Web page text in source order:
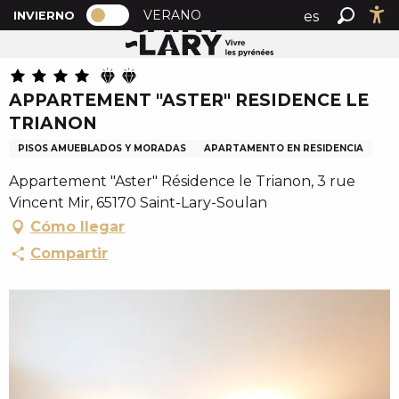
A
l
e
r
a
u
o
n
t
e
u
PAGE D’ACCUEIL ACTUELLE HIVER : PASSER EN
INVIERNO PAGE D’ACCUEIL ACTUELLE HIVER :
VERANO
es
Buscar
Inicio APPARTEMENT "ASTER" RESIDENCE LE TRIANON
APPARTEMENT "ASTER" RESIDENCE LE
TRIANON
PISOS AMUEBLADOS Y MORADAS APARTAMENTO EN RESIDENCIA
Appartement "Aster" Résidence le Trianon, 3 rue
Vincent Mir, 65170 Saint-Lary-Soulan
Cómo llegar
Compartir